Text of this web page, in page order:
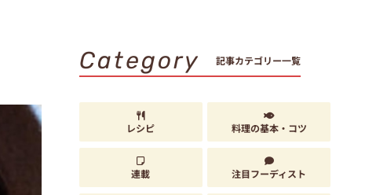
Category 記事カテゴリー一覧
レシピ 料理の基本・コツ
連載 注目フーディスト